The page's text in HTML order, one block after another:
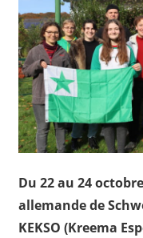
Du 22 au 24
allemande de
KEKSO (Kreema